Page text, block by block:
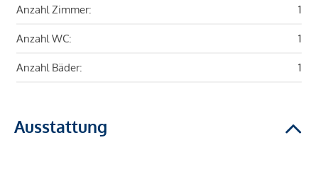
Anzahl Zimmer: 1
Anzahl WC: 1
Anzahl Bäder: 1
Ausstattung